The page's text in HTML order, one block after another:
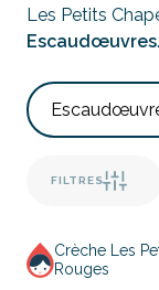
Les Petits
Escaudœuvres.
FILTRES
Crèche Les
Rouges